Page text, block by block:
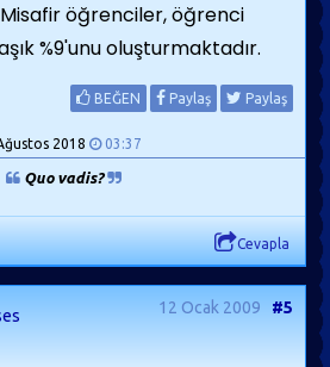
öğrenciler, öğrenci
%9'unu oluşturmaktadır.
BEĞEN Paylaş Paylaş
2018 03:37
Quo vadis?
Cevapla
12 Ocak 2009 #5